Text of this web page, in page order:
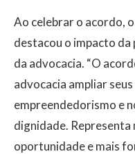
Ao celebrar o acordo,
destacou o impacto
da advocacia. “O
advocacia ampliar
empreendedorismo e
dignidade. Representa
oportunidade e mais